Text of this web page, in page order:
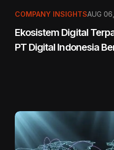
COMPANY INSIGHTSAUG
Ekosistem Digital
PT Digital Indonesia